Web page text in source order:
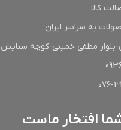
کالا
به سراسر ایران
بلوار مطفی خمینی-کوچه
076-
افتخار ماست